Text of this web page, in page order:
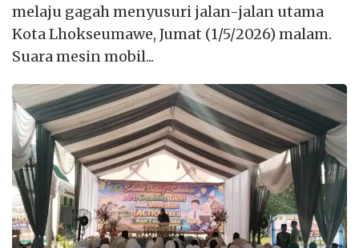
melaju gagah menyusuri jalan-jalan utama
Kota Lhokseumawe, Jumat (1/5/2026) malam.
Suara mesin mobil...